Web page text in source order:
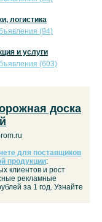
логистика
(94)
и услуги
(603)
доска
для поставщиков
продукции:
клиентов и рост
рекламные
за 1 год. Узнайте